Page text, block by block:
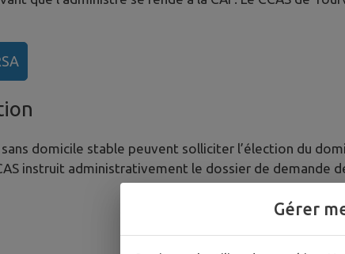
domicile stable peuvent solliciter l’élection du
instruit administrativement le dossier de demande
Gérer